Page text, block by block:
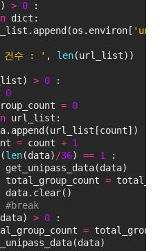
> 0 :
dict:
건수 : ' , len(url_list))
> 0 :
0
= 0
url_list:
= count + 1
(len(data) /36) == 1
:
=
#break
> 0 :
=